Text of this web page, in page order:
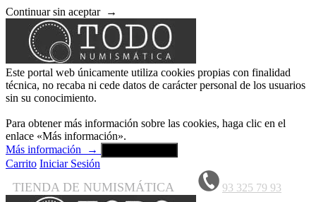
Continuar sin aceptar →
Este portal web únicamente utiliza cookies propias con finalidad
técnica, no recaba ni cede datos de carácter personal de los usuarios
sin su conocimiento.
Para obtener más información sobre las cookies, haga clic en el
enlace «Más información».
Más información
→
Carrito Iniciar Sesión
TIENDA DE NUMISMÁTICA 93 325 79 93